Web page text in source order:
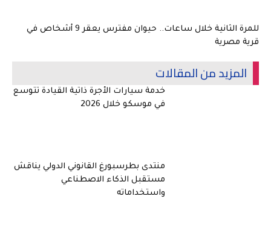
للمرة الثانية خلال ساعات.. حيوان مفترس يعقر 9 أشخاص في
قرية مصرية
المزيد من المقالات
خدمة سيارات الأجرة ذاتية القيادة تتوسع
في موسكو خلال 2026
منتدى بطرسبورغ القانوني الدولي يناقش
مستقبل الذكاء الاصطناعي
واستخداماته